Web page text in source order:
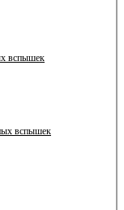
вспышек
вспышек